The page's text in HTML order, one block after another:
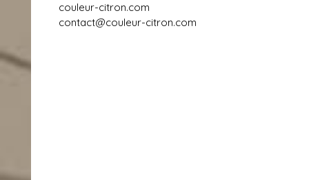
couleur-citron.com
contact@couleur-citron.com